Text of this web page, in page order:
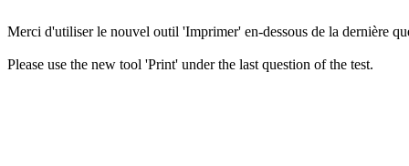
Merci d'utiliser le nouvel outil 'Imprimer' en-dessous de la dernière
Please use the new tool 'Print' under the last question of the test.